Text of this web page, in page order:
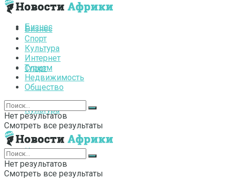
Бизнес
Спорт
Культура
Интернет
Бизнес
Спорт
Культура
Интернет
Туризм
Недвижимость
Общество
Нет результатов
Смотреть все результаты
Нет результатов
Смотреть все результаты